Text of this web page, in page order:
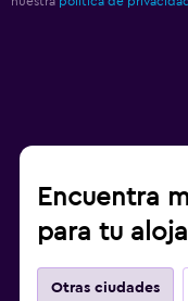
Encuentra
para tu
Otras ciudades